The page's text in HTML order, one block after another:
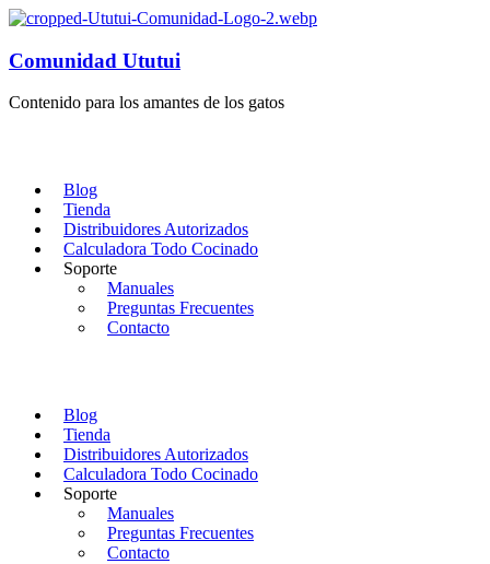
Comunidad Ututui
Contenido para los amantes de los gatos
Blog
Tienda
Distribuidores Autorizados
Calculadora Todo Cocinado
Soporte
Manuales
Preguntas Frecuentes
Contacto
Blog
Tienda
Distribuidores Autorizados
Calculadora Todo Cocinado
Soporte
Manuales
Preguntas Frecuentes
Contacto